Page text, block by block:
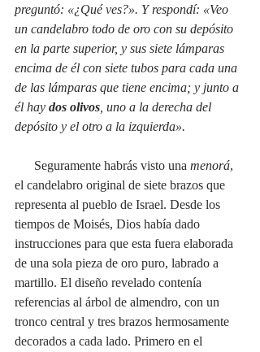
preguntó: «¿Qué ves?». Y respondí: «Veo
un candelabro todo de oro con su depósito
en la parte superior, y sus siete lámparas
encima de él con siete tubos para cada una
de las lámparas que tiene encima; y junto a
él hay dos olivos , uno a la derecha del
depósito y el otro a la izquierda».
Seguramente habrás visto una menorá,
el candelabro original de siete brazos que
representa al pueblo de Israel. Desde los
tiempos de Moisés, Dios había dado
instrucciones para que esta fuera elaborada
de una sola pieza de oro puro, labrado a
martillo. El diseño revelado contenía
referencias al árbol de almendro, con un
tronco central y tres brazos hermosamente
decorados a cada lado. Primero en el